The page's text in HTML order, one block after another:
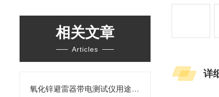
相关文章
Articles
氧化锌避雷器带电测试仪用途有哪些？
详